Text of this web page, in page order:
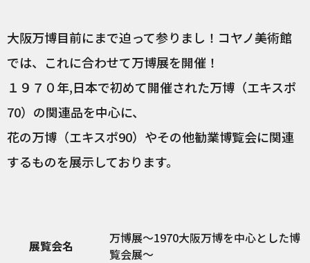
大阪万博目前にまで迫って参りまし！コヤノ美術館
では、これに合わせて万博展を開催！
１９７０年,日本で初めて開催された万博（エキスポ
70）の関連品を中心に、
花の万博（エキスポ90）やその他勧業博覧会に関連
するものを展示しております。
展覧会名
万博展～1970大阪万博を中心とした博
覧会展～